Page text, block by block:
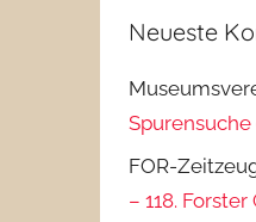
Neueste
FOR-
– 118.